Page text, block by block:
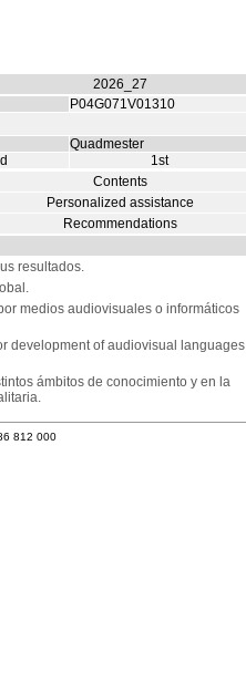
2026_27
P04G071V01310
Quadmester
1st
Contents
Personalized assistance
Recommendations
resultados.
medios audiovisuales o informáticos
development of audiovisual languages
ámbitos de conocimiento y en la
812 000